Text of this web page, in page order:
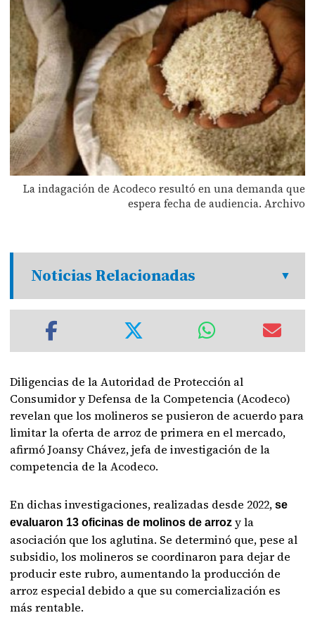
La indagación de Acodeco resultó en una demanda que
espera fecha de audiencia. Archivo
Noticias Relacionadas
Diligencias de la Autoridad de Protección al
Consumidor y Defensa de la Competencia (Acodeco)
revelan que los molineros se pusieron de acuerdo para
limitar la oferta de arroz de primera en el mercado,
afirmó Joansy Chávez, jefa de investigación de la
competencia de la Acodeco.
En dichas investigaciones, realizadas desde 2022,se
evaluaron 13 oficinas de molinos de arrozy la
asociación que los aglutina. Se determinó que, pese al
subsidio, los molineros se coordinaron para dejar de
producir este rubro, aumentando la producción de
arroz especial debido a que su comercialización es
más rentable.